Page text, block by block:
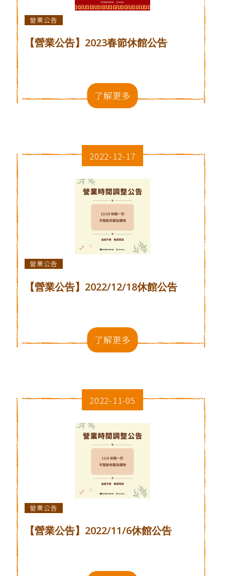
營業公告
【營業公告】2023春節休館公告
了解更多
2022-12-17
營業公告
【營業公告】2022/12/18休館公告
了解更多
2022-11-05
營業公告
【營業公告】2022/11/6休館公告